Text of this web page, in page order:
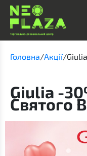
Головна/Акції/
Giulia -
Святого